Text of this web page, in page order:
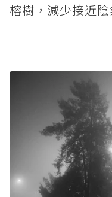
榕樹，減少接近